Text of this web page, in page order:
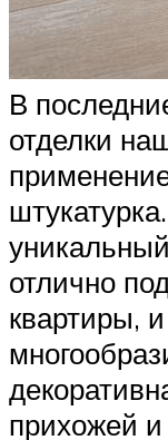
В
отделки
отлично
квартиры,
прихожей